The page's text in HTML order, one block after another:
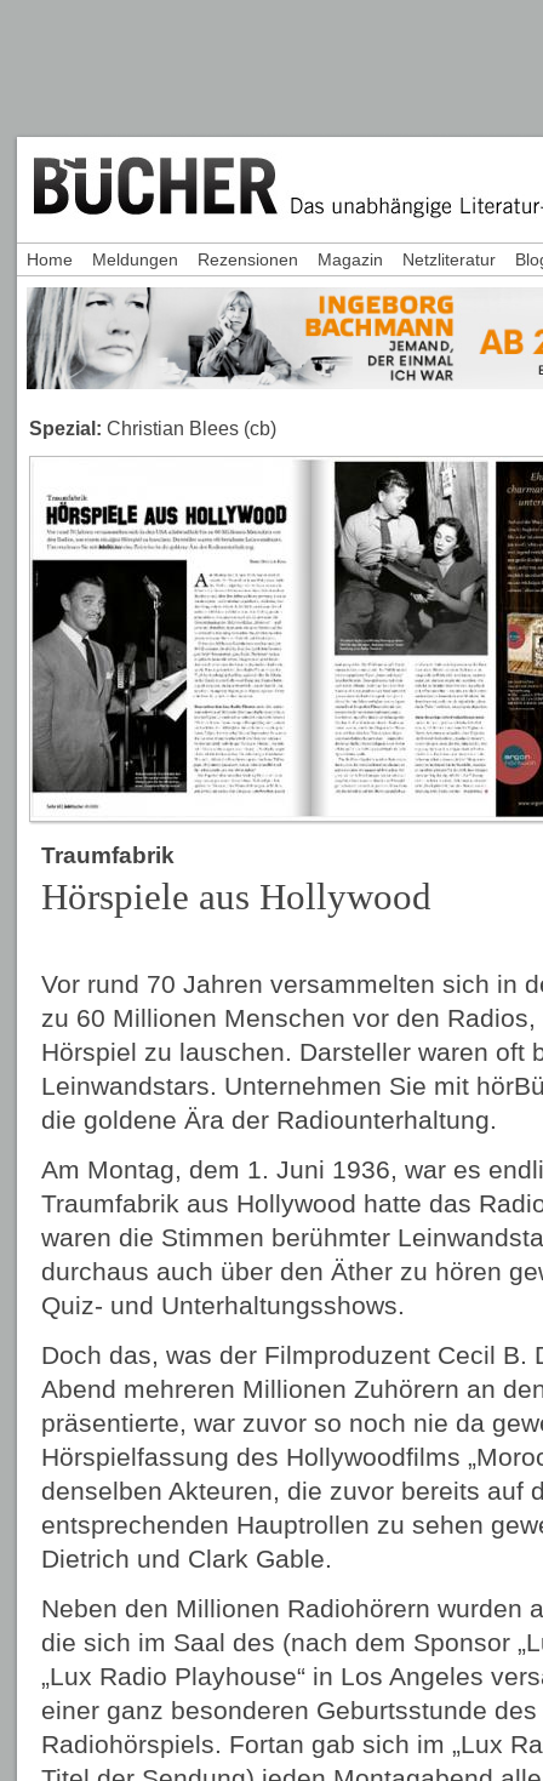
Spezial: Christian Blees (cb)
Traumfabrik
Hörspiele aus Hollywood
Vor rund 70 Jahren versammelten sich in
zu 60 Millionen Menschen vor den
Hörspiel zu lauschen. Darsteller waren oft
Leinwandstars. Unternehmen Sie mit
die goldene Ära der Radiounterhaltung.
Am Montag, dem 1. Juni 1936, war es
Traumfabrik aus Hollywood hatte das
waren die Stimmen berühmter
durchaus auch über den Äther zu hören
Quiz- und Unterhaltungsshows.
Doch das, was der Filmproduzent Cecil B.
Abend mehreren Millionen Zuhörern an
präsentierte, war zuvor so noch nie da
Hörspielfassung des Hollywoodfilms
denselben Akteuren, die zuvor bereits auf
entsprechenden Hauptrollen zu sehen
Dietrich und Clark Gable.
Neben den Millionen Radiohörern wurden
die sich im Saal des (nach dem Sponsor
„Lux Radio Playhouse“ in Los Angeles
einer ganz besonderen Geburtsstunde
Radiohörspiels. Fortan gab sich im „Lux
Home Meldungen Rezensionen Magazin Netzliteratur